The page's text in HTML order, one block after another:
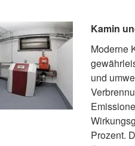
Kamin
Moderne
und
Prozent.